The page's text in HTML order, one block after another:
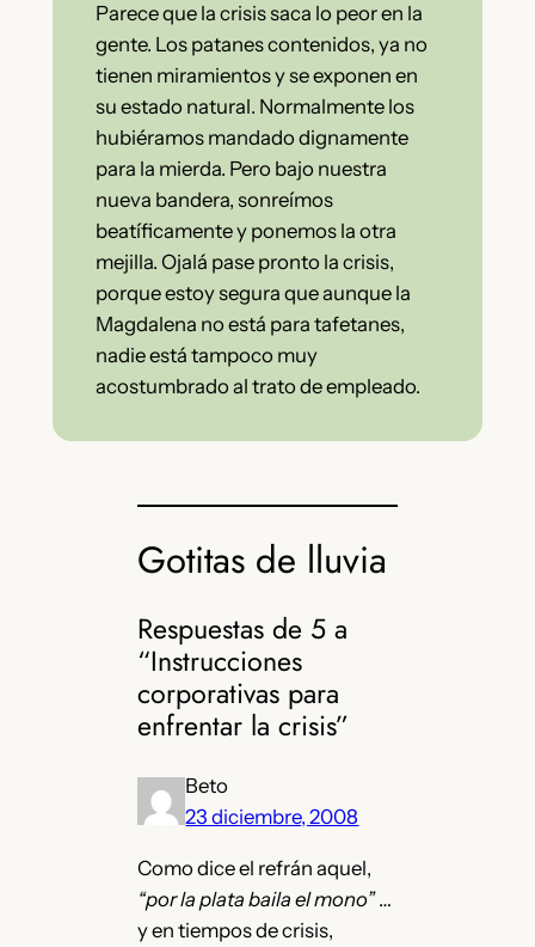
Parece que la crisis saca lo peor en la
gente. Los patanes contenidos, ya no
tienen miramientos y se exponen en
su estado natural. Normalmente los
hubiéramos mandado dignamente
para la mierda. Pero bajo nuestra
nueva bandera, sonreímos
beatíficamente y ponemos la otra
mejilla. Ojalá pase pronto la crisis,
porque estoy segura que aunque la
Magdalena no está para tafetanes,
nadie está tampoco muy
acostumbrado al trato de empleado.
Gotitas de lluvia
Respuestas de 5 a
“Instrucciones
corporativas para
enfrentar la crisis”
Beto
23 diciembre, 2008
Como dice el refrán aquel,
“por la plata baila el mono”…
y en tiempos de crisis,